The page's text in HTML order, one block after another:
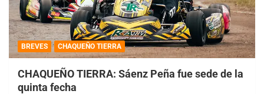
BREVES CHAQUEÑO TIERRA
CHAQUEÑO TIERRA: Sáenz Peña fue sede de la
quinta fecha